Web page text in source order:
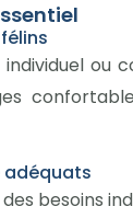
ou
adéquats
besoins